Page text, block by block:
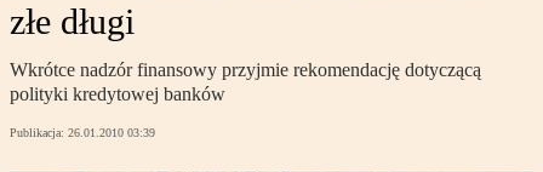
złe długi
Wkrótce nadzór finansowy przyjmie rekomendację dotyczącą
polityki kredytowej banków
Publikacja: 26.01.2010 03:39